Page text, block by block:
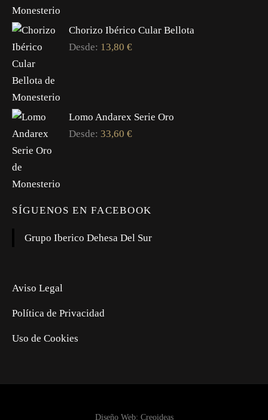
Chorizo Ibérico Cular Bellota
Desde: 13,80 €
Lomo Andarex Serie Oro
Desde: 33,60 €
SÍGUENOS EN FACEBOOK
Grupo Iberico Dehesa Del Sur
Aviso Legal
Política de Privacidad
Uso de Cookies
Diseño Web: Creoideas